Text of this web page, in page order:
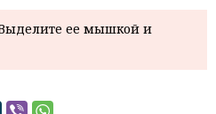
ее мышкой и